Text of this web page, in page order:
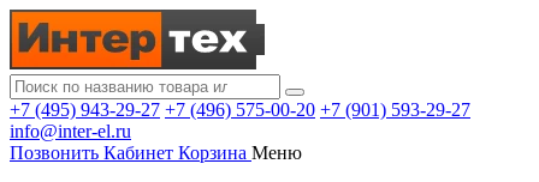
+7 (495) 943-29-27 +7 (496) 575-00-20 +7 (901) 593-29-27
info@inter-el.ru
Позвонить Кабинет Корзина Меню